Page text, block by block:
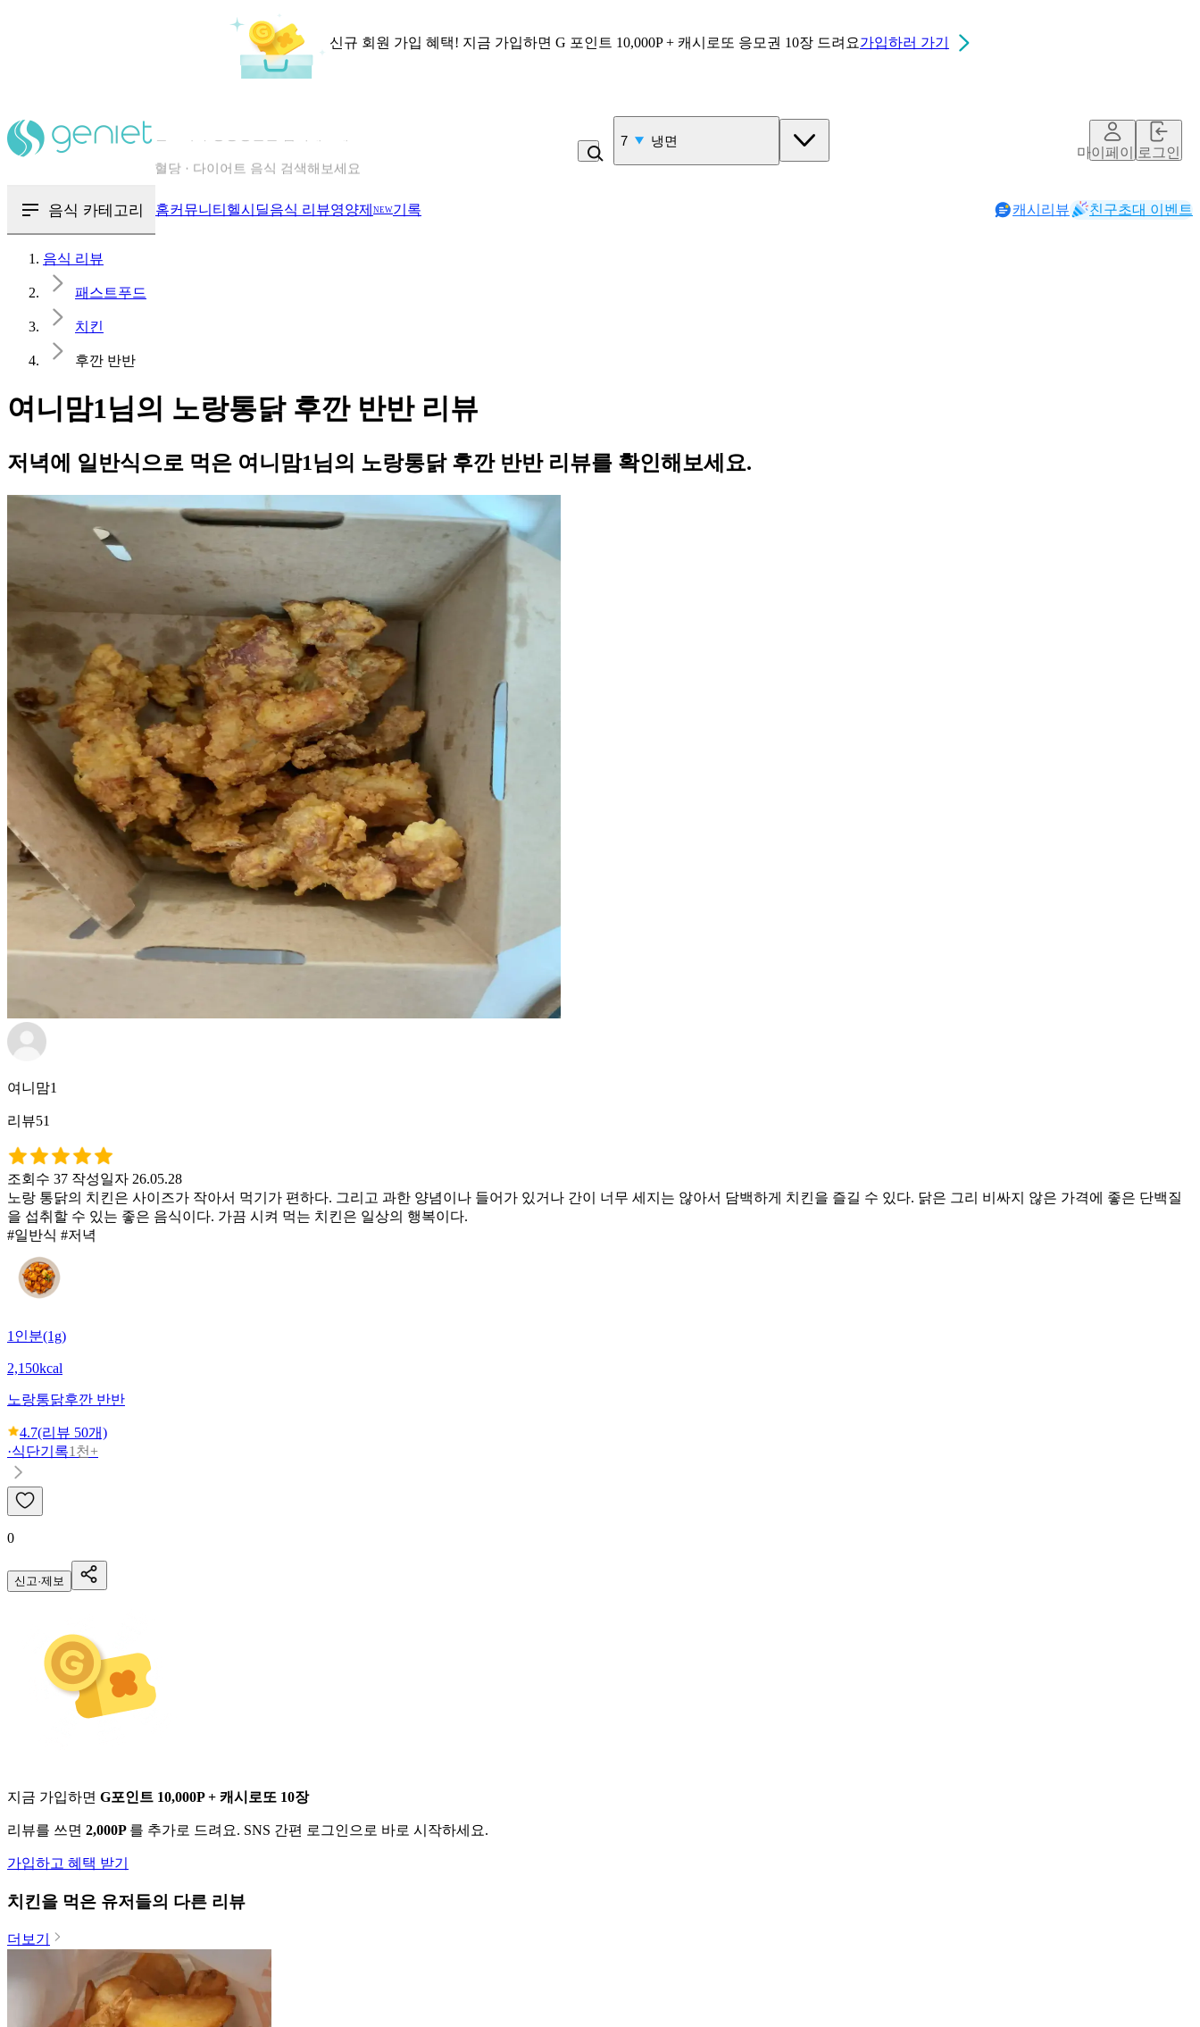
신규 회원 가입 혜택! 지금 가입하면 G 포인트 10,000P + 캐시로또 응모권 10장 드려요가입하러 가기
8 콩국수
마이페이지로그인
음식 카테고리 홈커뮤니티 헬시딜음식 리뷰영양제 NEW기록 캐시리뷰 친구초대 이벤트
음식 리뷰
패스트푸드
치킨
후깐 반반
여니맘1님의 노랑통닭 후깐 반반 리뷰
저녁에 일반식으로 먹은 여니맘1님의 노랑통닭 후깐 반반 리뷰를 확인해보세요.
여니맘1
리뷰51
조회수 37 작성일자 26.05.28
노랑 통닭의 치킨은 사이즈가 작아서 먹기가 편하다. 그리고 과한 양념이나 들어가 있거나 간이 너무 세지는 않아서 담백하게 치킨을 즐길 수 있다. 닭은 그리 비싸지 않은 가격에 좋은 단백질
을 섭취할 수 있는 좋은 음식이다. 가끔 시켜 먹는 치킨은 일상의 행복이다.
#일반식 #저녁
1인분(1g)
2,150kcal
노랑통닭후깐 반반
4.7(리뷰 50개)
·식단기록1천+
0
신고·제보
지금 가입하면 G포인트 10,000P + 캐시로또 10장
리뷰를 쓰면 2,000P 를 추가로 드려요. SNS 간편 로그인으로 바로 시작하세요.
가입하고 혜택 받기
치킨을 먹은 유저들의 다른 리뷰
더보기